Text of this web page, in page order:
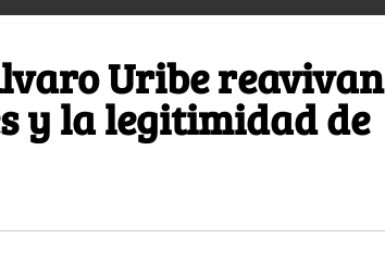
Uribe reavivan
y la legitimidad de